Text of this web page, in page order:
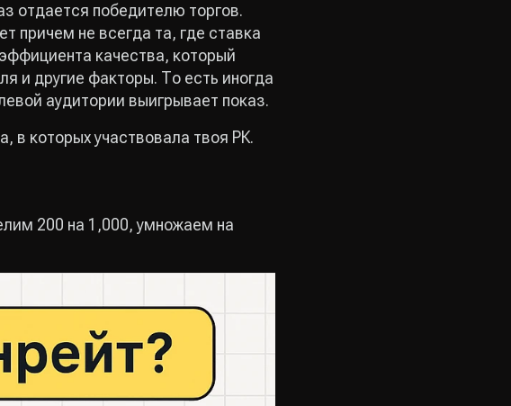
отдается победителю торгов.
причем не всегда та, где ставка
качества, который
и другие факторы. То есть иногда
аудитории выигрывает показ.
в которых участвовала твоя РК.
200 на 1,000, умножаем на